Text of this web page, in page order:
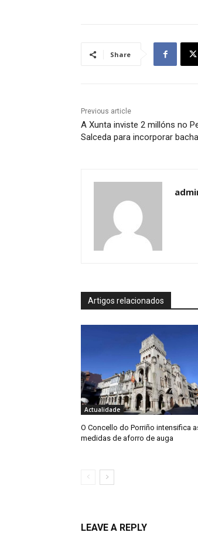
Share
Previous article
A Xunta inviste 2 millóns no
Salceda para incorporar
Artigos relacionados
Actualidade
O Concello do Porriño intensifica
medidas de aforro de auga
LEAVE A REPLY